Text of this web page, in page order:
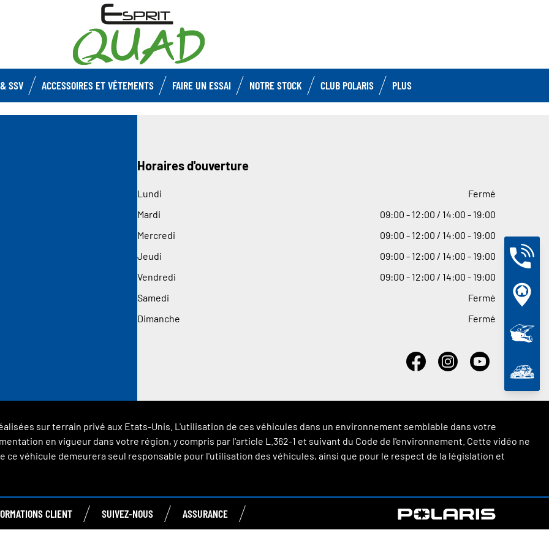
SSV ACCESSOIRES ET VÊTEMENTS FAIRE UN ESSAI NOTRE STOCK CLUB POLARIS PLUS
Horaires d'ouverture
Lundi
Fermé
Mardi
09:00 - 12:00 / 14:00 - 19:00
Mercredi
09:00 - 12:00 / 14:00 - 19:00
Jeudi
09:00 - 12:00 / 14:00 - 19:00
Vendredi
09:00 - 12:00 / 14:00 - 19:00
Samedi
Fermé
Dimanche
Fermé
sur terrain privé aux Etats-Unis. L'utilisation de ces véhicules dans un environnement semblable dans votre
en vigueur dans votre région, y compris par l'article L.362-1 et suivant du Code de l'environnement. Cette vidéo ne
véhicule demeurera seul responsable pour l'utilisation des véhicules, ainsi que pour le respect de la législation et
CLIENT SUIVEZ-NOUS ASSURANCE